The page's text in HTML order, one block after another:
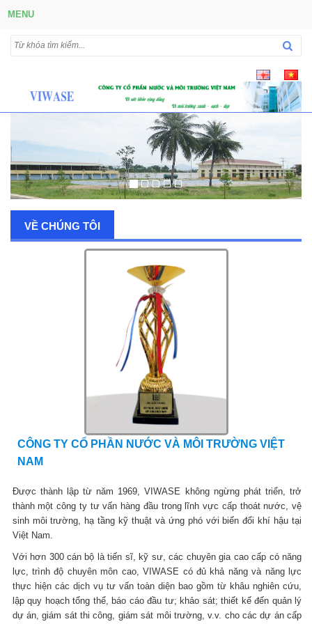
MENU
VỀ CHÚNG TÔI
CÔNG TY CỔ PHẦN NƯỚC VÀ MÔI TRƯỜNG VIỆT
NAM
Được thành lập từ năm 1969, VIWASE không ngừng phát triển, trở
thành một công ty tư vấn hàng đầu trong lĩnh vực cấp thoát nước, vệ
sinh môi trường, hạ tầng kỹ thuật và ứng phó với biến đổi khí hậu tại
Việt Nam.
Với hơn 300 cán bộ là tiến sĩ, kỹ sư, các chuyên gia cao cấp có năng
lực, trình độ chuyên môn cao, VIWASE có đủ khả năng và năng lực
thực hiện các dịch vụ tư vấn toàn diện bao gồm từ khâu nghiên cứu,
lập quy hoạch tổng thể, báo cáo đầu tư; khảo sát; thiết kế đến quản lý
dự án, giám sát thi công, giám sát môi trường, v.v. cho các dự án cấp